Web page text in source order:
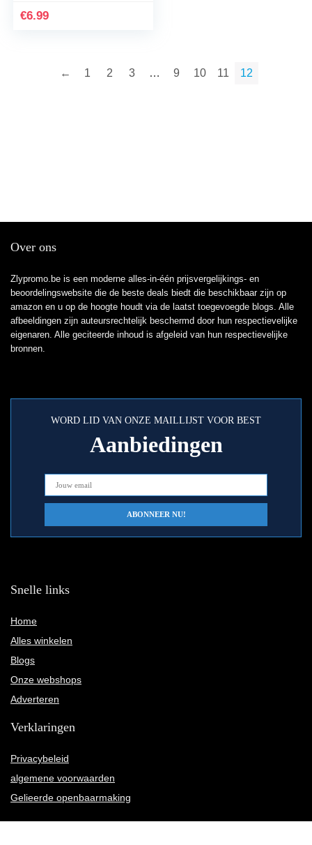
Headset Pad, Zweet…
€6.99
← 1 2 3 … 9 10 11 12
Over ons
Zlypromo.be is een moderne alles-in-één prijsvergelijkings- en
beoordelingswebsite die de beste deals biedt die beschikbaar zijn op
amazon en u op de hoogte houdt via de laatst toegevoegde blogs. Alle
afbeeldingen zijn auteursrechtelijk beschermd door hun respectievelijke
eigenaren. Alle geciteerde inhoud is afgeleid van hun respectievelijke
bronnen.
WORD LID VAN ONZE MAILLIJST VOOR BEST
Aanbiedingen
Snelle links
Home
Alles winkelen
Blogs
Onze webshops
Adverteren
Verklaringen
Privacybeleid
algemene voorwaarden
Gelieerde openbaarmaking